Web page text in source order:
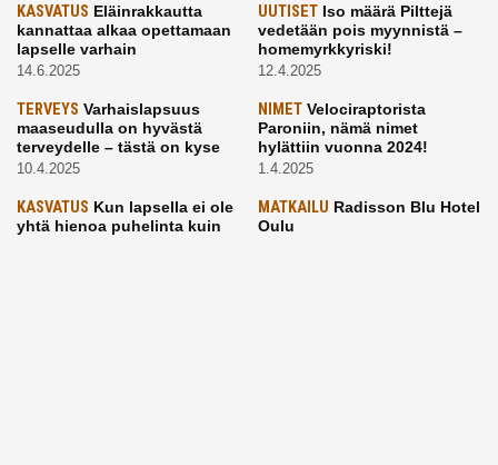
KASVATUS Eläinrakkautta
kannattaa alkaa opettamaan
lapselle varhain
14.6.2025
UUTISETIso määrä Pilttejä
vedetään pois myynnistä –
homemyrkkyriski!
12.4.2025
TERVEYS Varhaislapsuus
maaseudulla on hyvästä
terveydelle – tästä on kyse
10.4.2025
NIMETVelociraptorista
Paroniin, nämä nimet
hylättiin vuonna 2024!
1.4.2025
KASVATUS Kun lapsella ei ole
yhtä hienoa puhelinta kuin
MATKAILU Radisson Blu Hotel
Oulu